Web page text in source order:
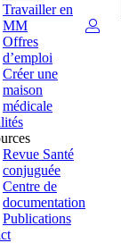
Travailler en
MM
Offres
d’emploi
Créer une
maison
médicale
Revue Santé
conjuguée
Centre de
documentation
Publications